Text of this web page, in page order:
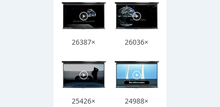
26387× 26036×
25426× 24988×